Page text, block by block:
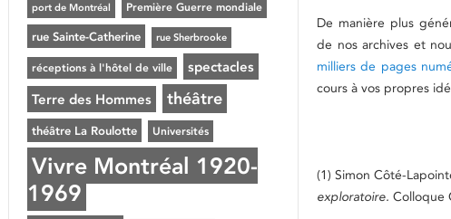
De manière plus
de nos archives et
milliers de pages
cours à vos propres
(1) Simon Côté-
exploratoire. Colloque
port de Montréal Première Guerre mondiale
rue Sainte-Catherine rue Sherbrooke
réceptions à l'hôtel de ville
spectacles
Terre des Hommes
théâtre
théâtre La Roulotte Universités
Vivre Montréal 1920-
1969